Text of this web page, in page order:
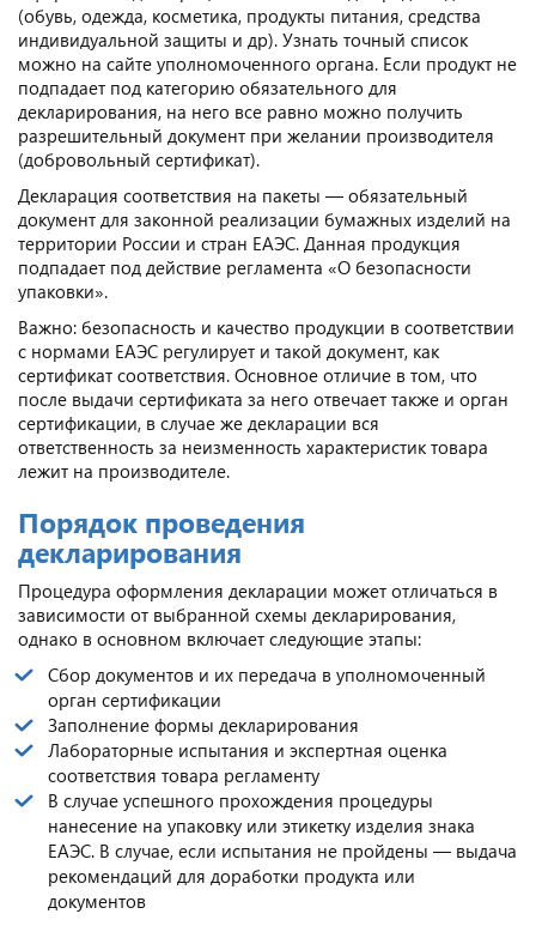
(обувь, одежда, косметика, продукты питания, средства
индивидуальной защиты и др). Узнать точный список
можно на сайте уполномоченного органа. Если продукт не
подпадает под категорию обязательного для
декларирования, на него все равно можно получить
разрешительный документ при желании производителя
(добровольный сертификат).
Декларация соответствия на пакеты — обязательный
документ для законной реализации бумажных изделий на
территории России и стран ЕАЭС. Данная продукция
подпадает под действие регламента «О безопасности
упаковки».
Важно: безопасность и качество продукции в соответствии
с нормами ЕАЭС регулирует и такой документ, как
сертификат соответствия. Основное отличие в том, что
после выдачи сертификата за него отвечает также и орган
сертификации, в случае же декларации вся
ответственность за неизменность характеристик товара
лежит на производителе.
Порядок проведения
декларирования
Процедура оформления декларации может отличаться в
зависимости от выбранной схемы декларирования,
однако в основном включает следующие этапы:
Сбор документов и их передача в уполномоченный
орган сертификации
Заполнение формы декларирования
Лабораторные испытания и экспертная оценка
соответствия товара регламенту
В случае успешного прохождения процедуры
нанесение на упаковку или этикетку изделия знака
ЕАЭС. В случае, если испытания не пройдены — выдача
рекомендаций для доработки продукта или
документов